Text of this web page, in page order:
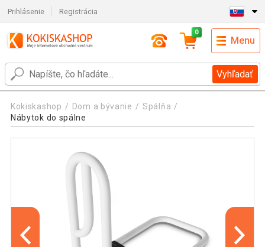
Prihlásenie Registrácia
Vyhľadať
0
Menu
Kokiskashop Dom a bývanie
Spálňa
Nábytok do spálne